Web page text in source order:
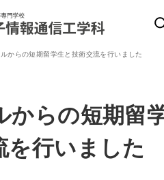
からの短期留学生と技術交流を行いました
からの短期留
行いました